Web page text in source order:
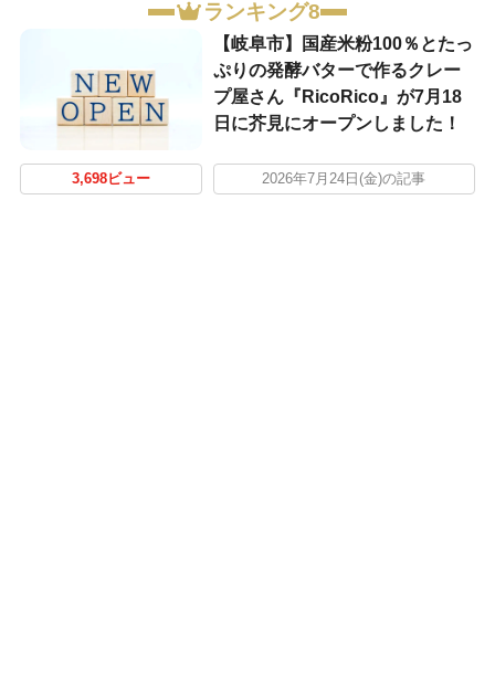
ランキング8
【岐阜市】国産米粉100％とたっ
ぷりの発酵バターで作るクレー
プ屋さん『RicoRico』が7月18
日に芥見にオープンしました！
3,698ビュー 2026年7月24日(金)の記事